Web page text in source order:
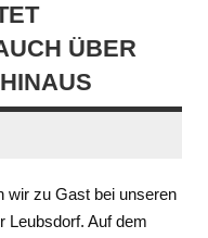
ÜBER
wir zu Gast bei unseren
Leubsdorf. Auf dem